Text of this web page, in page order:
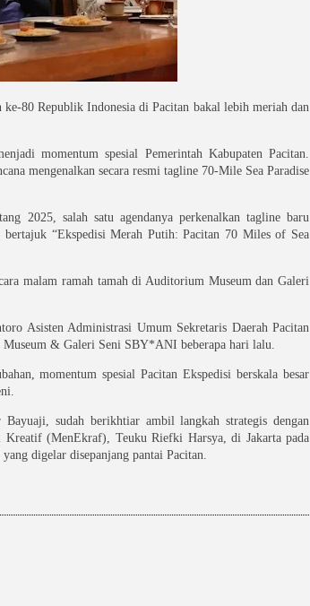
ke-80 Republik Indonesia di Pacitan bakal lebih meriah dan
momentum spesial Pemerintah Kabupaten Pacitan.
mengenalkan secara resmi tagline 70-Mile Sea Paradise
2025, salah satu agendanya perkenalkan tagline baru
bertajuk “Ekspedisi Merah Putih: Pacitan 70 Miles of Sea
malam ramah tamah di Auditorium Museum dan Galeri
Asisten Administrasi Umum Sekretaris Daerah Pacitan
Museum & Galeri Seni SBY*ANI beberapa hari lalu.
momentum spesial Pacitan Ekspedisi berskala besar
sudah berikhtiar ambil langkah strategis dengan
Kreatif (MenEkraf), Teuku Riefki Harsya, di Jakarta pada
digelar disepanjang pantai Pacitan.